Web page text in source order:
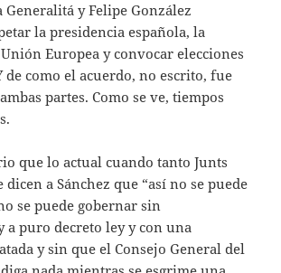
Generalitá y Felipe González
la presidencia española, la
Europea y convocar elecciones
de como el acuerdo, no escrito, fue
partes. Como se ve, tiempos
que lo actual cuando tanto Junts
dicen a Sánchez que “así no se puede
se puede gobernar sin
a puro decreto ley y con una
y sin que el Consejo General del